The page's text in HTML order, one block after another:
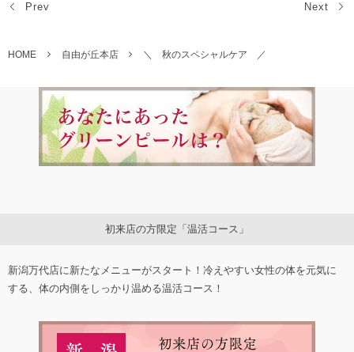
Prev Next
HOME 自由が丘本店 ＼ 秋のスペシャルケア ／
初来店の方限定「温活コース」
新潟万代店に新たなメニューがスタート！冷えやすい女性の体を元気に
する、体の内側をしっかり温める温活コース！